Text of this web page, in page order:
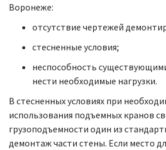
Воронеже:
отсутствие чертежей
стесненные условия;
неспособность
нести необходимые нагрузки.
В стесненных условиях при
использования подъемных кранов
грузоподъемности один из
демонтаж части стены. Если место